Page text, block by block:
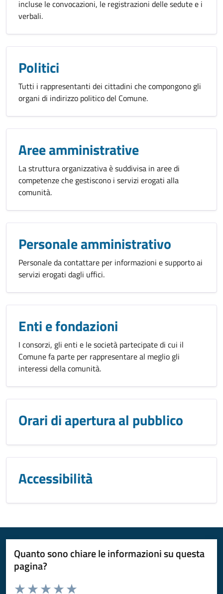
incluse le convocazioni, le registrazioni delle sedute e i
verbali.
Politici
Tutti i rappresentanti dei cittadini che compongono gli
organi di indirizzo politico del Comune.
Aree amministrative
La struttura organizzativa è suddivisa in aree di
competenze che gestiscono i servizi erogati alla
comunità.
Personale amministrativo
Personale da contattare per informazioni e supporto ai
servizi erogati dagli uffici.
Enti e fondazioni
I consorzi, gli enti e le società partecipate di cui il
Comune fa parte per rappresentare al meglio gli
interessi della comunità.
Orari di apertura al pubblico
Accessibilità
Quanto sono chiare le informazioni su questa
pagina?
Valuta da 1 a 5 stelle la pagina